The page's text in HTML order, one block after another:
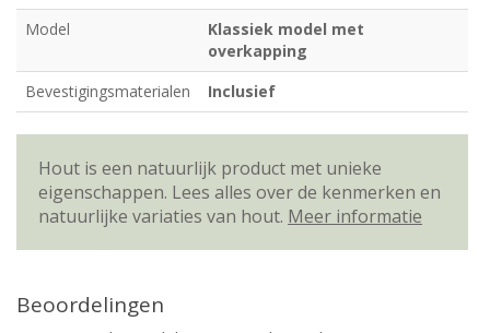
Model
Klassiek model met
overkapping
Bevestigingsmaterialen
Inclusief
Hout is een natuurlijk product met unieke
eigenschappen. Lees alles over de kenmerken en
natuurlijke variaties van hout. Meer informatie
Beoordelingen